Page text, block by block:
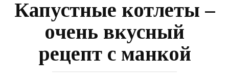
Капустные котлеты –
очень вкусный
рецепт с манкой